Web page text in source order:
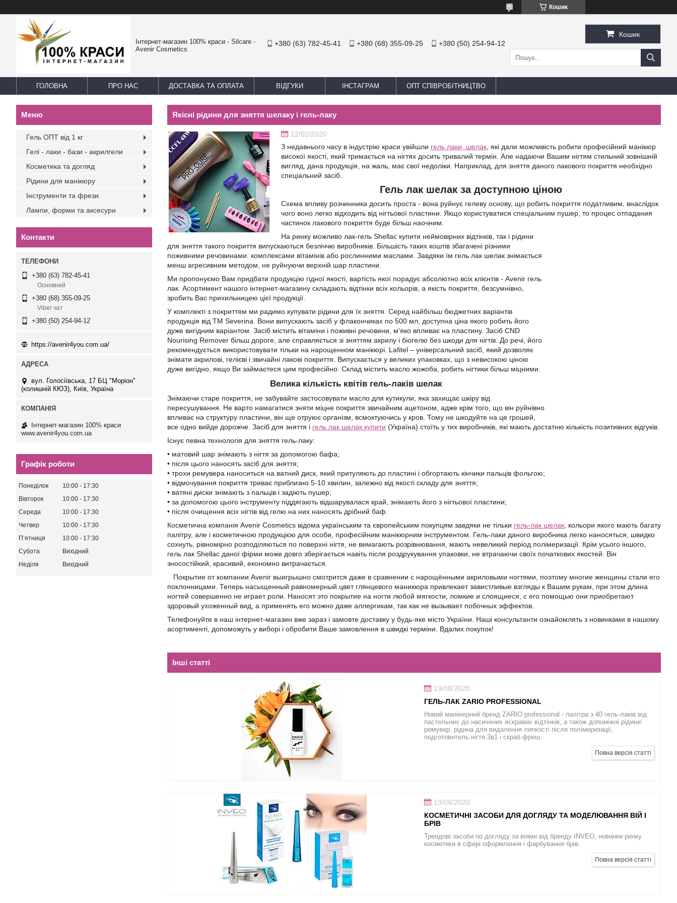
Кошик
Інтернет-магазин 100% краси - Silcare -
Avenir Cosmetics
+380 (63) 782-45-41 +380 (68) 355-09-25 +380 (50) 254-94-12
Кошик
ГОЛОВНА ПРО НАС ДОСТАВКА ТА ОПЛАТА ВІДГУКИ ІНСТАГРАМ ОПТ СПІВРОБІТНИЦТВО
Якісні рідини для зняття шелаку і гель-лаку
12/02/2020
З недавнього часу в індустрію краси увійшли гель лаки, шелак , які дали можливість робити професійний манікюр
високої якості, який тримається на нігтях досить тривалий термін. Але надаючи Вашим нігтям стильний зовнішній
вигляд, дана продукція, на жаль, має свої недоліки. Наприклад, для зняття даного лакового покриття необхідно
спеціальний засіб.
Гель лак шелак за доступною ціною
Схема впливу розчинника досить проста - вона руйнує гелеву основу, що робить покриття податливим, внаслідок
чого воно легко відходить від нігтьової пластини. Якщо користуватися спеціальним пушер, то процес отпадания
частинок лакового покриття буде більш наочним.
На ринку можливо лак-гель Shellac купити неймовірних відтінків, так і рідини
для зняття такого покриття випускаються безліччю виробників. Більшість таких коштів збагачені різними
поживними речовинами: комплексами вітамінів або рослинними маслами. Завдяки їм гель лак шелак знімається
менш агресивним методом, не руйнуючи верхній шар пластини.
Ми пропонуємо Вам придбати продукцію гідної якості, вартість якої порадує абсолютно всіх клієнтів - Avenir гель
лак. Асортимент нашого інтернет-магазину складають відтінки всіх кольорів, а якість покриття, безсумнівно,
зробить Вас прихильницею цієї продукції.
У комплекті з покриттям ми радимо купувати рідини для їх зняття. Серед найбільш бюджетних варіантів
продукція від ТМ Severina. Вони випускають засіб у флакончиках по 500 мл, доступна ціна якого робить його
дуже вигідним варіантом. Засіб містить вітаміни і поживні речовини, м'яко впливає на пластину. Засіб CND
Nourising Remover більш дороге, але справляється зі зняттям акрилу і біогелю без шкоди для нігтів. До речі, його
рекомендується використовувати тільки на нарощенном манікюрі. Lafitel – універсальний засіб, який дозволяє
знімати акрилові, гелієві і звичайні лакові покриття. Випускається у великих упаковках, що з невисокою ціною
дуже вигідно, якщо Ви займаєтеся цим професійно. Склад містить масло жожоба, робить нігтики більш міцними.
Велика кількість квітів гель-лаків шелак
Знімаючи старе покриття, не забувайте застосовувати масло для кутикули, яка захищає шкіру від
пересушування. Не варто намагатися зняти міцне покриття звичайним ацетоном, адже крім того, що він руйнівно
впливає на структуру пластини, він ще отруює організм, всмоктуючись у кров. Тому не шкодуйте на це грошей,
все одно вийде дорожче. Засіб для зняття і гель лак шелак купити (Україна) стоїть у тих виробників, які мають достатню кількість позитивних відгуків.
Існує певна технологія для зняття гель-лаку:
• матовий шар знімають з нігтя за допомогою бафа;
• після цього наносять засіб для зняття;
• трохи ремувера наноситься на ватний диск, який притуляють до пластині і обгортають кінчики пальців фольгою;
• відмочування покриття триває приблизно 5-10 хвилин, залежно від якості складу для зняття;
• ватяні диски знімають з пальців і задіють пушер;
• за допомогою цього інструменту піддягають відшарувалася край, знімають його з нігтьової пластини;
• після очищення всіх нігтів від гелю на них наносять дрібний баф.
Косметична компанія Avenir Cosmetics відома українським та європейським покупцям завдяки не тільки гель-лак шелак , кольори якого мають багату
палітру, але і косметичною продукцією для особи, професійним манікюрним інструментом. Гель-лаки даного виробника легко наносяться, швидко
сохнуть, рівномірно розподіляються по поверхні нігтя, не вимагають розрівнювання, мають невеликий період полімеризації. Крім усього іншого,
гель лак Shellac даної фірми може довго зберігається навіть після роздрукування упаковки, не втрачаючи своїх початкових якостей. Він
зносостійкий, красивий, економно витрачається.
Покрытие от компании Avenir выигрышно смотрится даже в сравнении с нарощёнными акриловыми ногтями, поэтому многие женщины стали его
поклонницами. Теперь насыщенный равномерный цвет глянцевого маникюра привлекает завистливые взгляды к Вашим рукам, при этом длина
ногтей совершенно не играет роли. Наносят это покрытие на ногти любой мягкости, ломкие и слоящиеся, с его помощью они приобретают
здоровый ухоженный вид, а применять его можно даже аллергикам, так как не вызывает побочных эффектов.
Телефонуйте в наш інтернет-магазин вже зараз і замовте доставку у будь-яке місто України. Наші консультанти ознайомлять з новинками в нашому
асортименті, допоможуть у виборі і обробити Ваше замовлення в швидкі терміни. Вдалих покупок!
Інші статті
19/08/2020
ГЕЛЬ-ЛАК ZARIO PROFESSIONAL
Новий манікюрний бренд ZARIO professional - палітра з 40 гель-лаків від
пастельних до насичених яскравих відтінків, а також допоміжні рідини:
ремувер, рідина для видалення липкості після полімеризації,
подготовитель нігтя 3в1 і скраб фреш.
Повна версія статті
19/08/2020
КОСМЕТИЧНІ ЗАСОБИ ДЛЯ ДОГЛЯДУ ТА МОДЕЛЮВАННЯ ВІЙ І
БРІВ
Трендові засоби по догляду за віями від бренду INVEO, новинки ринку
косметики в сфері оформлення і фарбування брів.
Повна версія статті
Гель ОПТ від 1 кг
Гелі - лаки - бази - акрилгели
Косметика та догляд
Рідини для манікюру
Інструменти та фрези
Лампи, форми та аксесури
Контакти
+380 (63) 782-45-41
Основний
+380 (68) 355-09-25
Viber чат
+380 (50) 254-94-12
https://avenir4you.com.ua/
вул. Голосіївська, 17 БЦ "Моріон"
(колишній КЮЗ), Київ, Україна
Інтернет-магазин 100% краси
www.avenir4you.com.ua
Графік роботи
Понеділок 10:00
17:30
Вівторок
10:00
17:30
Середа
10:00
17:30
Четвер
10:00
17:30
Пʼятниця
10:00
17:30
Субота
Вихідний
Неділя
Вихідний